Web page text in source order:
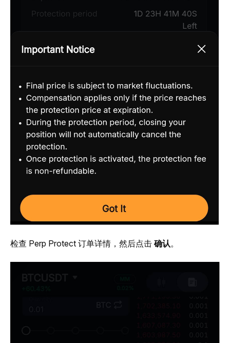
检查 Perp Protect 订单详情，然后点击 确认 。